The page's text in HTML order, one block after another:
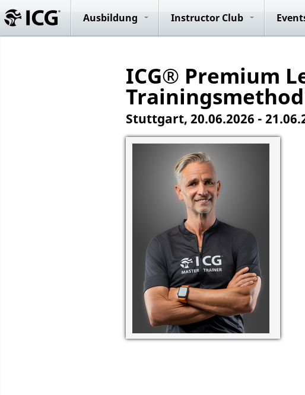
Ausbildung Instructor Club
System
Evolution Ride
ICG® Premium
Stuttgart, 20.06.2026 -